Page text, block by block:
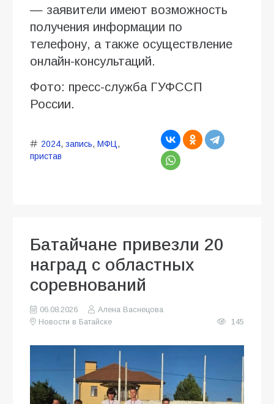
— заявители имеют возможность
получения информации по
телефону, а также осуществление
онлайн-консультаций.
Фото: пресс-служба ГУФССП
России.
2024, запись, МФЦ ,
пристав
Батайчане привезли 20
наград с областных
соревнований
06.08.2026
Алена Васнецова
Новости в Батайске
145